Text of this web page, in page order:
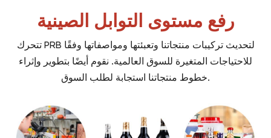
رفع مستوى التوابل الصينية
تتحرك PRB لتحديث تركيبات منتجاتنا وتعبئتها ومواصفاتها وفقًا
للاحتياجات المتغيرة للسوق العالمية. نقوم أيضًا بتطوير وإثراء
خطوط منتجاتنا استجابة لطلب السوق.